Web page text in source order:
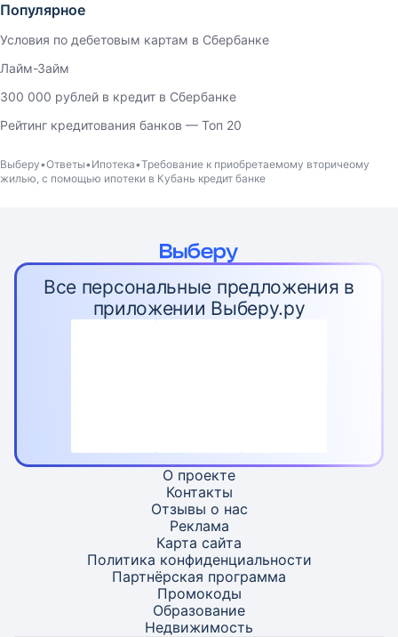
Популярное
Условия по дебетовым картам в Сбербанке
Лайм-Займ
300 000 рублей в кредит в Сбербанке
Рейтинг кредитования банков — Топ 20
Выберу Ответы Ипотека Требование к приобретаемому вторичеому
жилью, с помощью ипотеки в Кубань кредит банке
Все персональные предложения в
приложении Выберу.ру
О проекте
Контакты
Отзывы о нас
Реклама
Карта сайта
Политика конфиденциальности
Партнёрская программа
Промокоды
Образование
Недвижимость